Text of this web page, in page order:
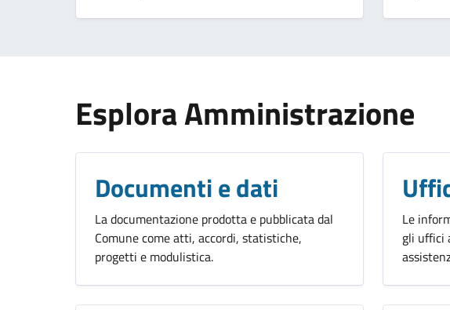
Esplora Amministrazione
Documenti e dati
La documentazione prodotta e pubblicata dal
Comune come atti, accordi, statistiche,
progetti e modulistica.
Le
gli uffici